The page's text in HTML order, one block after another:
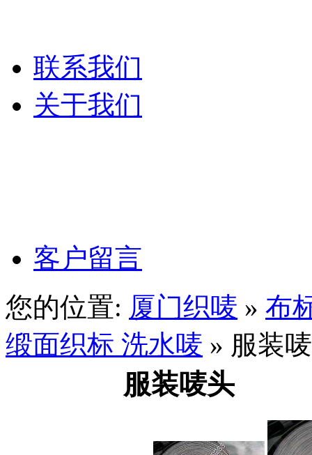
联系我们
关于我们
客户留言
您的位置: 厦门织唛 » 布
缎面织标 洗水唛 » 服装
服装唛头